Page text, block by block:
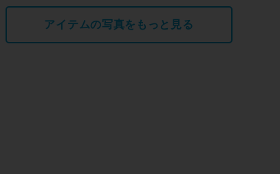
アイテムの写真をもっと見る